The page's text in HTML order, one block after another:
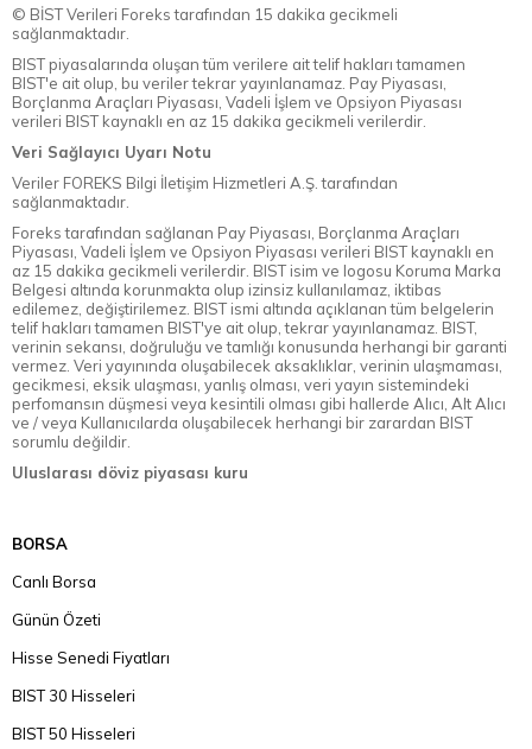
© BİST Verileri Foreks tarafından 15 dakika gecikmeli
sağlanmaktadır.
BIST piyasalarında oluşan tüm verilere ait telif hakları tamamen
BIST'e ait olup, bu veriler tekrar yayınlanamaz. Pay Piyasası,
Borçlanma Araçları Piyasası, Vadeli İşlem ve Opsiyon Piyasası
verileri BIST kaynaklı en az 15 dakika gecikmeli verilerdir.
Veri Sağlayıcı Uyarı Notu
Veriler FOREKS Bilgi İletişim Hizmetleri A.Ş. tarafından
sağlanmaktadır.
Foreks tarafından sağlanan Pay Piyasası, Borçlanma Araçları
Piyasası, Vadeli İşlem ve Opsiyon Piyasası verileri BIST kaynaklı en
az 15 dakika gecikmeli verilerdir. BIST isim ve logosu Koruma Marka
Belgesi altında korunmakta olup izinsiz kullanılamaz, iktibas
edilemez, değiştirilemez. BIST ismi altında açıklanan tüm belgelerin
telif hakları tamamen BIST'ye ait olup, tekrar yayınlanamaz. BIST,
verinin sekansı, doğruluğu ve tamlığı konusunda herhangi bir garanti
vermez. Veri yayınında oluşabilecek aksaklıklar, verinin ulaşmaması,
gecikmesi, eksik ulaşması, yanlış olması, veri yayın sistemindeki
perfomansın düşmesi veya kesintili olması gibi hallerde Alıcı, Alt Alıcı
ve / veya Kullanıcılarda oluşabilecek herhangi bir zarardan BIST
sorumlu değildir.
Uluslarası döviz piyasası kuru
BORSA
Canlı Borsa
Günün Özeti
Hisse Senedi Fiyatları
BIST 30 Hisseleri
BIST 50 Hisseleri